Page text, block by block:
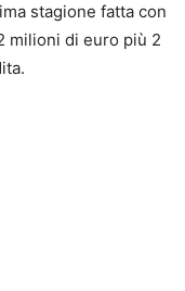
stagione fatta con
milioni di euro più 2